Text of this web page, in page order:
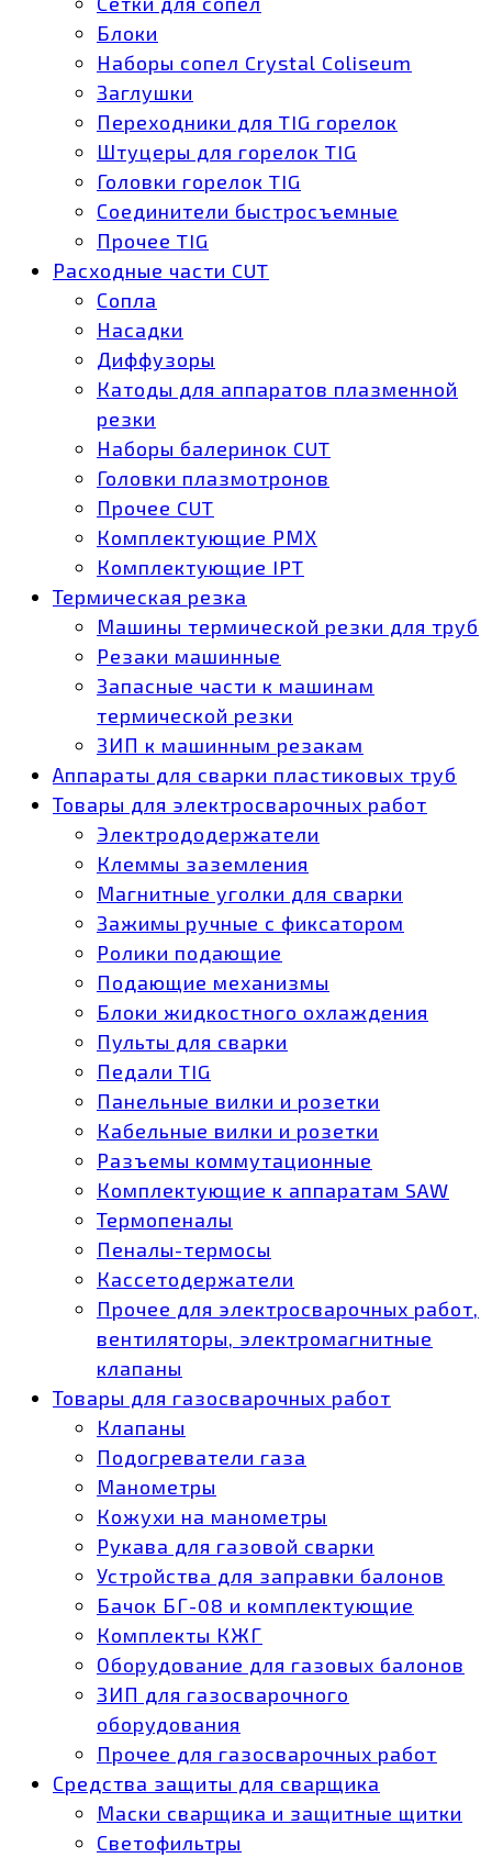
Блоки
Наборы сопел Crystal Coliseum
Заглушки
Переходники для TIG горелок
Штуцеры для горелок TIG
Головки горелок TIG
Соединители быстросъемные
Прочее TIG
Расходные части CUT
Сопла
Насадки
Диффузоры
Катоды для аппаратов плазменной
резки
Наборы балеринок CUT
Головки плазмотронов
Прочее CUT
Комплектующие РМХ
Комплектующие IPT
Термическая резка
Машины термической резки для труб
Резаки машинные
Запасные части к машинам
термической резки
ЗИП к машинным резакам
Аппараты для сварки пластиковых труб
Товары для электросварочных работ
Электрододержатели
Клеммы заземления
Магнитные уголки для сварки
Зажимы ручные с фиксатором
Ролики подающие
Подающие механизмы
Блоки жидкостного охлаждения
Пульты для сварки
Педали TIG
Панельные вилки и розетки
Кабельные вилки и розетки
Разъемы коммутационные
Комплектующие к аппаратам SAW
Термопеналы
Пеналы-термосы
Кассетодержатели
Прочее для электросварочных работ,
вентиляторы, электромагнитные
клапаны
Товары для газосварочных работ
Клапаны
Подогреватели газа
Манометры
Кожухи на манометры
Рукава для газовой сварки
Устройства для заправки балонов
Бачок БГ-08 и комплектующие
Комплекты КЖГ
Оборудование для газовых балонов
ЗИП для газосварочного
оборудования
Прочее для газосварочных работ
Средства защиты для сварщика
Маски сварщика и защитные щитки
Светофильтры